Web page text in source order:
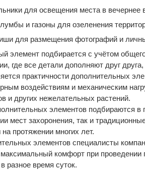
для освещения места в вечернее
и газоны для озеленения
для размещения фотографий и
элемент подбирается с учётом
где все детали дополняют друг
практичности дополнительных
воздействиям и механическим
и других нежелательных растений.
элементов подбираются
мест захоронения, так и
протяжении многих лет.
элементов специалисты
комфорт при
разное время суток.